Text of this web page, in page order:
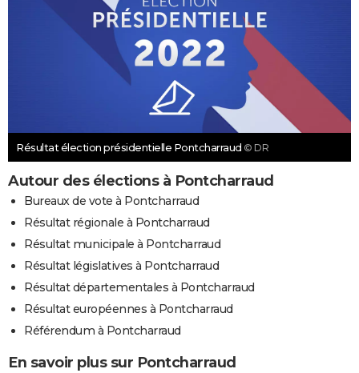
Résultat élection présidentielle Pontcharraud © DR
Autour des élections à Pontcharraud
Bureaux de vote à Pontcharraud
Résultat régionale à Pontcharraud
Résultat municipale à Pontcharraud
Résultat législatives à Pontcharraud
Résultat départementales à Pontcharraud
Résultat européennes à Pontcharraud
Référendum à Pontcharraud
En savoir plus sur Pontcharraud